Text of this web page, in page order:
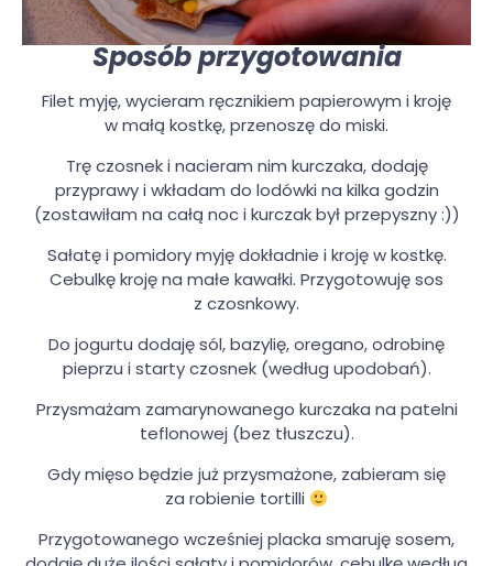
Sposób przygotowania
Filet myję, wycieram ręcznikiem papierowym i kroję
w małą kostkę, przenoszę do miski.
Trę czosnek i nacieram nim kurczaka, dodaję
przyprawy i wkładam do lodówki na kilka godzin
(zostawiłam na całą noc i kurczak był przepyszny :))
Sałatę i pomidory myję dokładnie i kroję w kostkę.
Cebulkę kroję na małe kawałki. Przygotowuję sos
z czosnkowy.
Do jogurtu dodaję sól, bazylię, oregano, odrobinę
pieprzu i starty czosnek (według upodobań).
Przysmażam zamarynowanego kurczaka na patelni
teflonowej (bez tłuszczu).
Gdy mięso będzie już przysmażone, zabieram się
za robienie tortilli
Przygotowanego wcześniej placka smaruję sosem,